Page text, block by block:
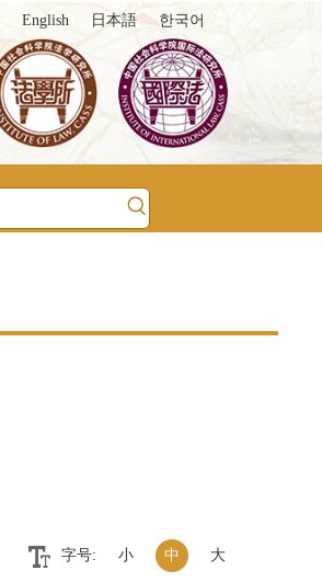
English 日本語 한국어
字号: 小 中 大